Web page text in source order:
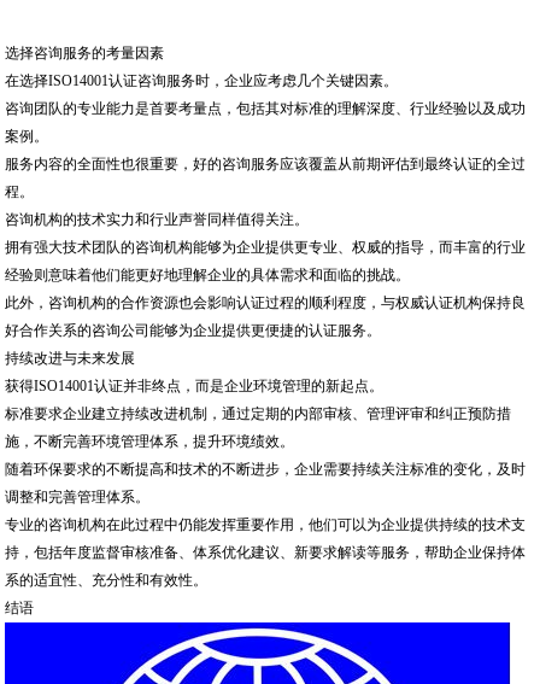
选择咨询服务的考量因素
在选择ISO14001认证咨询服务时，企业应考虑几个关键因素。
咨询团队的专业能力是首要考量点，包括其对标准的理解深度、行业经验以及成功
案例。
服务内容的全面性也很重要，好的咨询服务应该覆盖从前期评估到最终认证的全过
程。
咨询机构的技术实力和行业声誉同样值得关注。
拥有强大技术团队的咨询机构能够为企业提供更专业、权威的指导，而丰富的行业
经验则意味着他们能更好地理解企业的具体需求和面临的挑战。
此外，咨询机构的合作资源也会影响认证过程的顺利程度，与权威认证机构保持良
好合作关系的咨询公司能够为企业提供更便捷的认证服务。
持续改进与未来发展
获得ISO14001认证并非终点，而是企业环境管理的新起点。
标准要求企业建立持续改进机制，通过定期的内部审核、管理评审和纠正预防措
施，不断完善环境管理体系，提升环境绩效。
随着环保要求的不断提高和技术的不断进步，企业需要持续关注标准的变化，及时
调整和完善管理体系。
专业的咨询机构在此过程中仍能发挥重要作用，他们可以为企业提供持续的技术支
持，包括年度监督审核准备、体系优化建议、新要求解读等服务，帮助企业保持体
系的适宜性、充分性和有效性。
结语